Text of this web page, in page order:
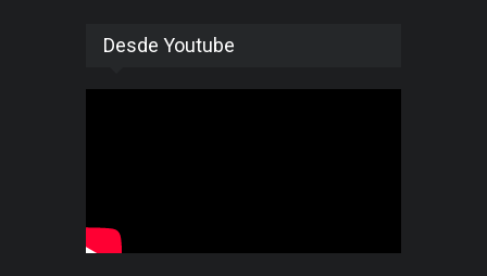
Desde Youtube